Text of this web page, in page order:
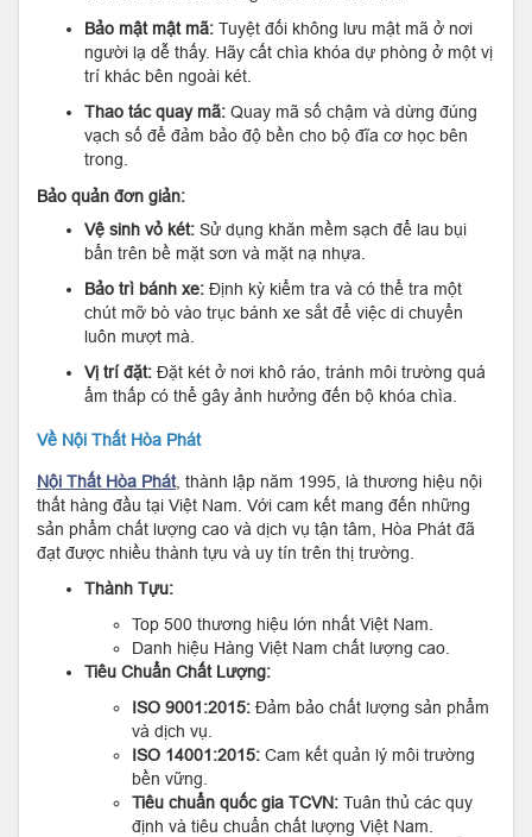
Bảo mật mật mã: Tuyệt đối không lưu mật mã ở nơi
người lạ dễ thấy. Hãy cất chìa khóa dự phòng ở một vị
trí khác bên ngoài két.
Thao tác quay mã: Quay mã số chậm và dừng đúng
vạch số để đảm bảo độ bền cho bộ đĩa cơ học bên
trong.
Bảo quản đơn giản:
Vệ sinh vỏ két: Sử dụng khăn mềm sạch để lau bụi
bẩn trên bề mặt sơn và mặt nạ nhựa.
Bảo trì bánh xe: Định kỳ kiểm tra và có thể tra một
chút mỡ bò vào trục bánh xe sắt để việc di chuyển
luôn mượt mà.
Vị trí đặt: Đặt két ở nơi khô ráo, tránh môi trường quá
ẩm thấp có thể gây ảnh hưởng đến bộ khóa chìa.
Về Nội Thất Hòa Phát
Nội Thất Hòa Phát, thành lập năm 1995, là thương hiệu nội
thất hàng đầu tại Việt Nam. Với cam kết mang đến những
sản phẩm chất lượng cao và dịch vụ tận tâm, Hòa Phát đã
đạt được nhiều thành tựu và uy tín trên thị trường.
Thành Tựu:
Top 500 thương hiệu lớn nhất Việt Nam.
Danh hiệu Hàng Việt Nam chất lượng cao.
Tiêu Chuẩn Chất Lượng:
ISO 9001:2015: Đảm bảo chất lượng sản phẩm
và dịch vụ.
ISO 14001:2015: Cam kết quản lý môi trường
bền vững.
Tiêu chuẩn quốc gia TCVN: Tuân thủ các quy
định và tiêu chuẩn chất lượng Việt Nam.